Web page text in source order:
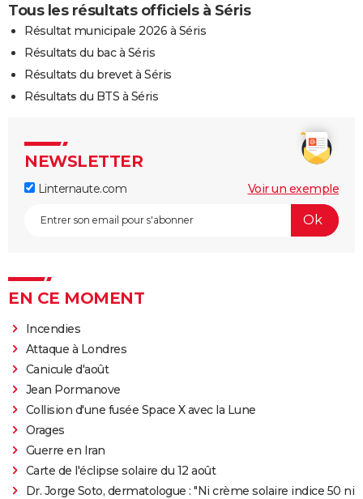
Tous les résultats officiels à Séris
Résultat municipale 2026 à Séris
Résultats du bac à Séris
Résultats du brevet à Séris
Résultats du BTS à Séris
NEWSLETTER
Linternaute.com Voir un exemple
EN CE MOMENT
Incendies
Attaque à Londres
Canicule d'août
Jean Pormanove
Collision d'une fusée Space X avec la Lune
Orages
Guerre en Iran
Carte de l'éclipse solaire du 12 août
Dr. Jorge Soto, dermatologue : "Ni crème solaire indice 50 ni